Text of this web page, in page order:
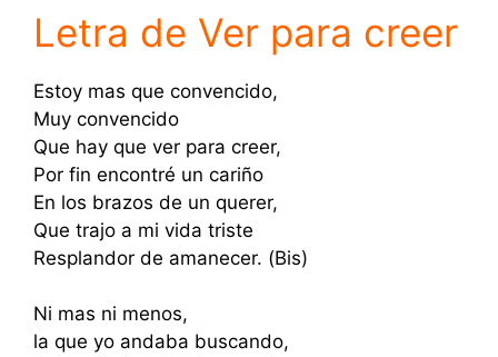
Letra de Ver para creer
Estoy mas que convencido,
Muy convencido
Que hay que ver para creer,
Por fin encontré un cariño
En los brazos de un querer,
Que trajo a mi vida triste
Resplandor de amanecer. (Bis)
Ni mas ni menos,
la que yo andaba buscando,